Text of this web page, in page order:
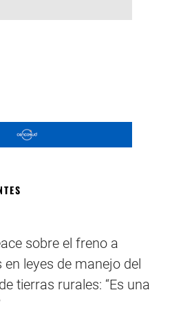
sobre el freno a
en leyes de manejo del
tierras rurales: “Es una